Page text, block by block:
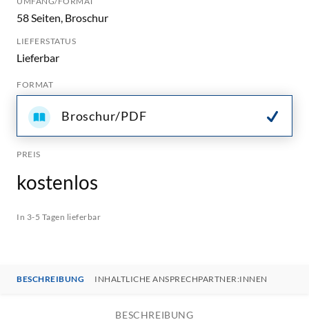
58 Seiten, Broschur
LIEFERSTATUS
Lieferbar
FORMAT
Broschur/PDF
PREIS
kostenlos
In 3-5 Tagen lieferbar
BESCHREIBUNG INHALTLICHE ANSPRECHPARTNER:INNEN
BESCHREIBUNG